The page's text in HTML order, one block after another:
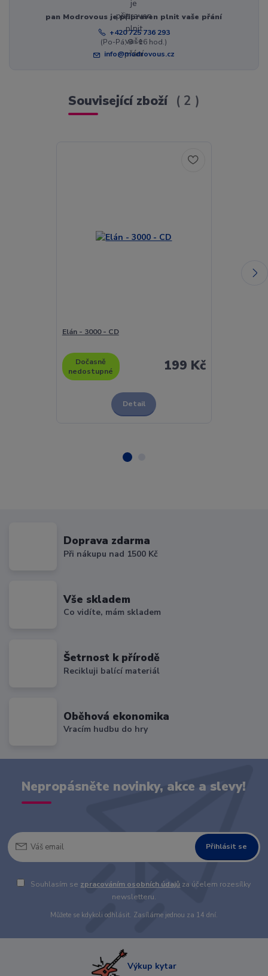
pan Modrovous je připraven plnit vaše přání
+420 725 736 293
(Po-Pá, 8 - 16 hod.)
info@modrovous.cz
Související zboží 2
Elán - 3000 - CD
199 Kč
Dočasně
nedostupné
Detail
Doprava zdarma
Při nákupu nad 1500 Kč
Vše skladem
Co vidíte, mám skladem
Šetrnost k přírodě
Recikluji balící materiál
Oběhová ekonomika
Vracím hudbu do hry
Nepropásněte novinky, akce a slevy!
Přihlásit se
Souhlasím se zpracováním osobních údajů za účelem rozesílky
newsletteru.
Můžete se kdykoli odhlásit. Zasíláme jednou za 14 dní.
Výkup kytar